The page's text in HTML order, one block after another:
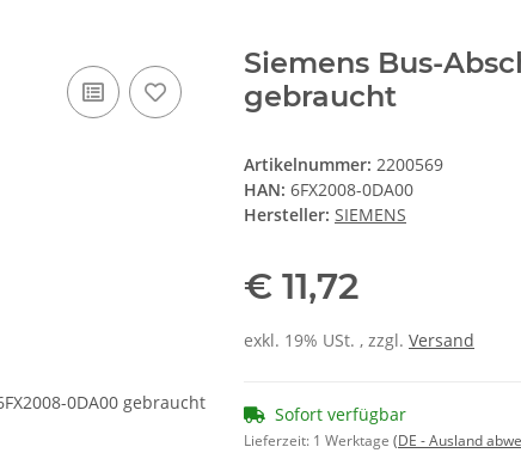
Siemens Bus-
gebraucht
Artikelnummer: 2200569
HAN: 6FX2008-0DA00
Hersteller: SIEMENS
€ 11,72
exkl. 19% USt. , zzgl. Versand
Sofort verfügbar
Lieferzeit: 1 Werktage (DE - Ausland